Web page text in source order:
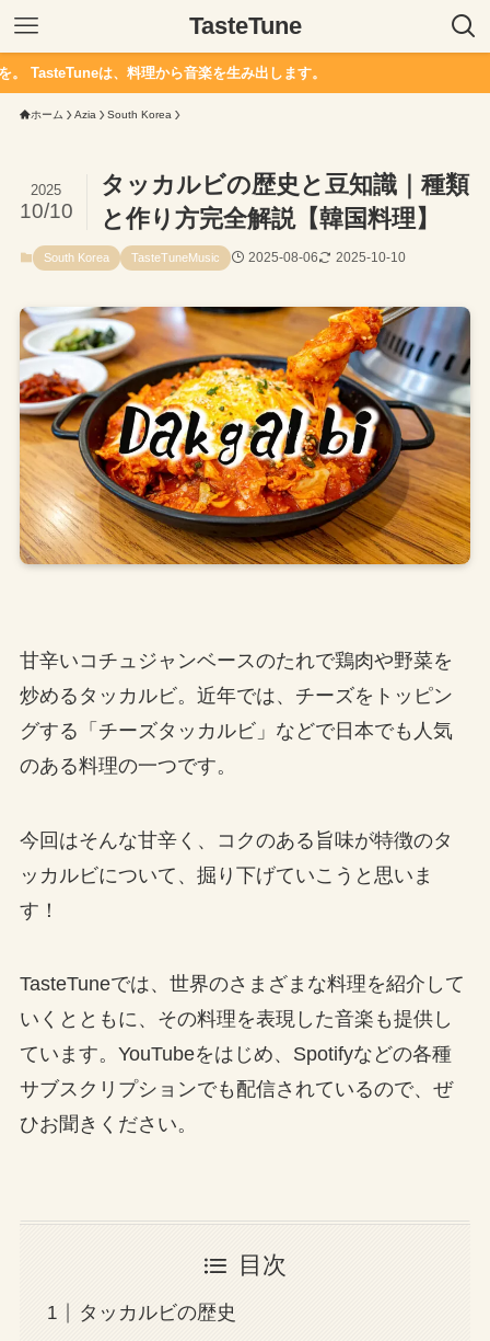
TasteTune
理から音楽を生み出します。
ホーム Azia South Korea
タッカルビの歴史と豆知識｜種類
と作り方完全解説【韓国料理】
2025
10/10
South Korea TasteTuneMusic 2025-08-06 2025-10-10
甘辛いコチュジャンベースのたれで鶏肉や野菜を
炒めるタッカルビ。近年では、チーズをトッピン
グする「チーズタッカルビ」などで日本でも人気
のある料理の一つです。
今回はそんな甘辛く、コクのある旨味が特徴のタ
ッカルビについて、掘り下げていこうと思いま
す！
TasteTuneでは、世界のさまざまな料理を紹介して
いくとともに、その料理を表現した音楽も提供し
ています。YouTubeをはじめ、Spotifyなどの各種
サブスクリプションでも配信されているので、ぜ
ひお聞きください。
目次
タッカルビの歴史